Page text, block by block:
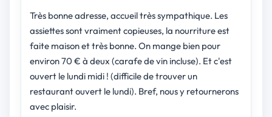
Très bonne adresse, accueil très sympathique. Les
assiettes sont vraiment copieuses, la nourriture est
faite maison et très bonne. On mange bien pour
environ 70 € à deux (carafe de vin incluse). Et c'est
ouvert le lundi midi ! (difficile de trouver un
restaurant ouvert le lundi). Bref, nous y retournerons
avec plaisir.